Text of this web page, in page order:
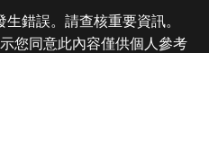
錯誤。請查核重要資訊。
您同意此內容僅供個人參考